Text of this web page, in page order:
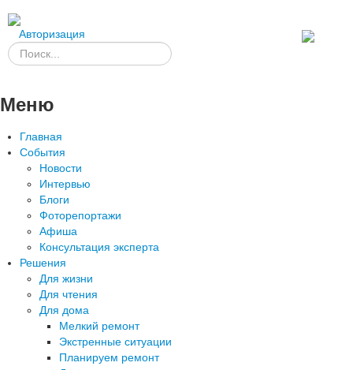
Авторизация
Меню
Главная
События
Новости
Интервью
Блоги
Фоторепортажи
Афиша
Консультация эксперта
Решения
Для жизни
Для чтения
Для дома
Мелкий ремонт
Экстренные ситуации
Планируем ремонт